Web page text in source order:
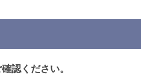
認ください。